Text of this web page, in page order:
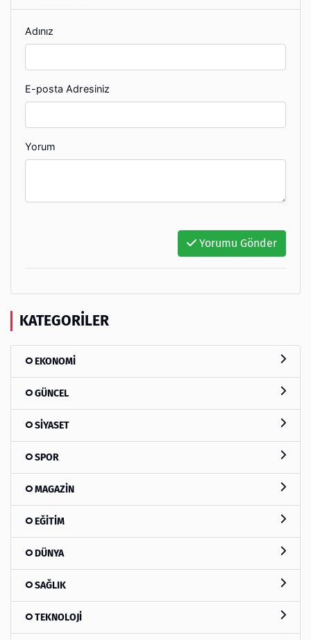
Adınız
E-posta Adresiniz
Yorum
Yorumu Gönder
KATEGORILER
EKONOMİ
GÜNCEL
SİYASET
SPOR
MAGAZİN
EĞİTİM
DÜNYA
SAĞLIK
TEKNOLOJİ